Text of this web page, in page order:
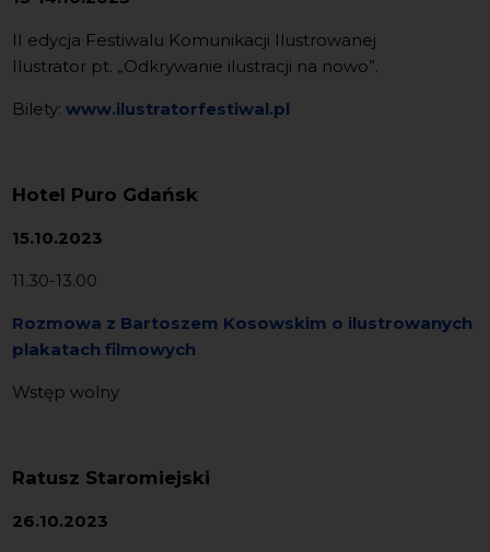
II edycja Festiwalu Komunikacji Ilustrowanej
Ilustrator pt. „Odkrywanie ilustracji na nowo”.
Bilety:www.ilustratorfestiwal.pl
Hotel Puro Gdańsk
15.10.2023
11.30-13.00
Rozmowa z Bartoszem Kosowskim o ilustrowanych
plakatach filmowych
Wstęp wolny
Ratusz Staromiejski
26.10.2023